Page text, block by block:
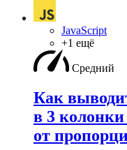
JavaScript
+1 ещё
Средний
Как
в 3 колонки
от